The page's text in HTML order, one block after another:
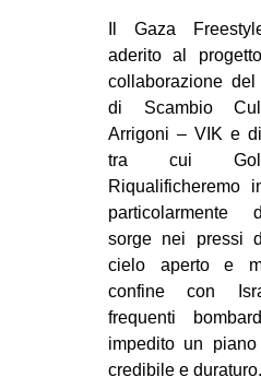
SPAZI
SPORT
DIRITTO
Il Gaza
aderito al
collaborazione
di Scambio
Arrigoni – VIK e
tra cui
Riqualificheremo
particolarmente
sorge nei pressi
cielo aperto e
confine con
frequenti
impedito un
credibile e duraturo.